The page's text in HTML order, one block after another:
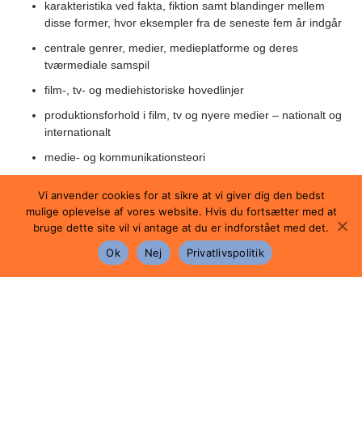
karakteristika ved fakta, fiktion samt blandinger mellem
disse former, hvor eksempler fra de seneste fem år indgår
centrale genrer, medier, medieplatforme og deres
tværmediale samspil
film-, tv- og mediehistoriske hovedlinjer
produktionsforhold i film, tv og nyere medier – nationalt og
internationalt
medie- og kommunikationsteori
mediefaglige værktøjer og udarbejdelse af manuskript,
målgruppeanalyse og mediestrategi
optageprincipper og optageteknik
Vi anvender cookies for at sikre at vi giver dig den bedst
mulige oplevelse af vores website. Hvis du fortsætter med at
bruge dette site vil vi antage at du er indforstået med det.
Ok
Nej Privatlivspolitik